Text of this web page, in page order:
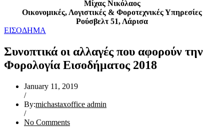
Μίχας Νικόλαος
Οικονομικές, Λογιστικές & Φοροτεχνικές Υπηρεσίες
Ρούσβελτ 51, Λάρισα
ΕΙΣΟΔΗΜΑ
Συνοπτικά οι αλλαγές που αφορούν την
Φορολογία Εισοδήματος 2018
January 11, 2019
/
By:michastaxoffice admin
/
No Comments